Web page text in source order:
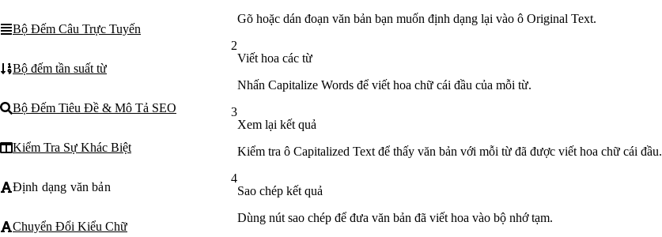
Bộ Đếm Câu Trực Tuyến
Bộ đếm tần suất từ
Bộ Đếm Tiêu Đề & Mô Tả SEO
Kiểm Tra Sự Khác Biệt
Định dạng văn bản
Chuyển Đổi Kiểu Chữ
Gõ hoặc dán đoạn văn bản bạn muốn định dạng lại vào ô Original Text.
2
Viết hoa các từ
Nhấn Capitalize Words để viết hoa chữ cái đầu của mỗi từ.
3
Xem lại kết quả
Kiểm tra ô Capitalized Text để thấy văn bản với mỗi từ đã được viết hoa chữ cái đầu.
4
Sao chép kết quả
Dùng nút sao chép để đưa văn bản đã viết hoa vào bộ nhớ tạm.